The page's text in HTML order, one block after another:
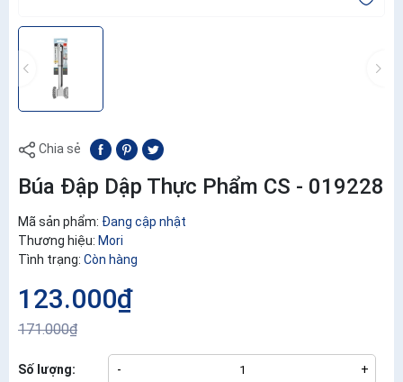
Chia sẻ
Búa Đập Dập Thực Phẩm CS - 019228
Mã sản phẩm: Đang cập nhật
Thương hiệu: Mori
Tình trạng: Còn hàng
123.000₫
171.000₫
Số lượng: - +